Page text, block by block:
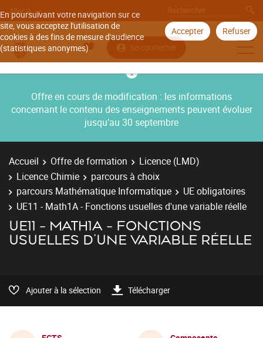
En poursuivant votre navigation sur ce
site, vous acceptez l'utilisation de
cookies à des fins de mesure d'audience
(statistiques anonymes).
Accepter Refuser
Aller à
Se connecter
Offre en cours de modification : les informations
concernant le contenu des enseignements peuvent évoluer
jusqu’au 30 septembre
Accueil Offre de formation
Licence (LMD)
Licence Chimie
parcours à choix
parcours Mathématique Informatique
UE obligatoires
UE11 - Math1A - Fonctions usuelles d'une variable réelle
UE11 - MATH1A - FONCTIONS
USUELLES D'UNE VARIABLE RÉELLE
Ajouter à la sélection Télécharger